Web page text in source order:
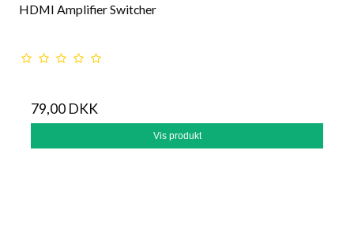
HDMI Amplifier Switcher
79,00 DKK
Vis produkt